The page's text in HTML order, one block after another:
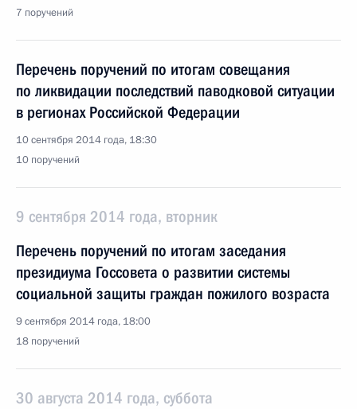
7 поручений
Перечень поручений по итогам совещания
по ликвидации последствий паводковой ситуации
в регионах Российской Федерации
10 сентября 2014 года, 18:30
10 поручений
9 сентября 2014 года, вторник
Перечень поручений по итогам заседания
президиума Госсовета о развитии системы
социальной защиты граждан пожилого возраста
9 сентября 2014 года, 18:00
18 поручений
30 августа 2014 года, суббота